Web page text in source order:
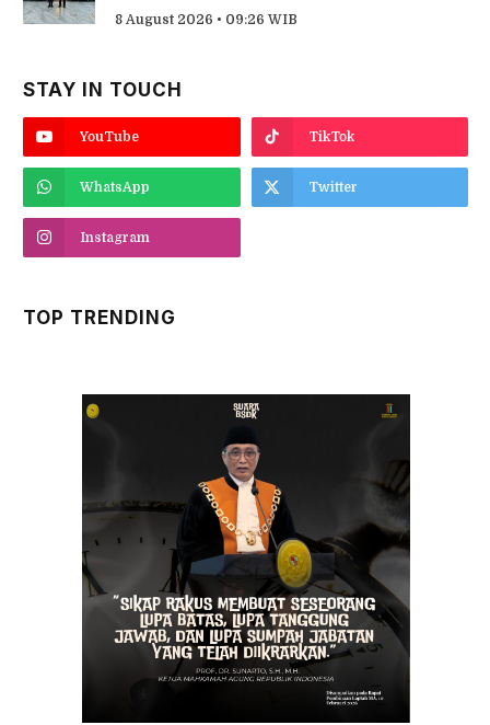
8 August 2026 • 09:26 WIB
STAY IN TOUCH
YouTube TikTok
WhatsApp Twitter
Instagram
TOP TRENDING